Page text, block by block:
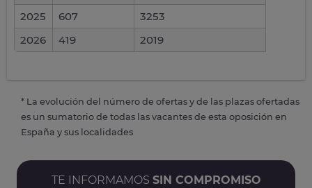
2025
607
3253
2026
419 2019
* La evolución del número de ofertas y de las plazas ofertadas
es un sumatorio de todas las vacantes de esta oposición en
España y sus localidades
TE INFORMAMOS SIN COMPROMISO